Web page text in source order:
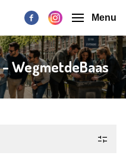
Menu
WegmetdeBaas